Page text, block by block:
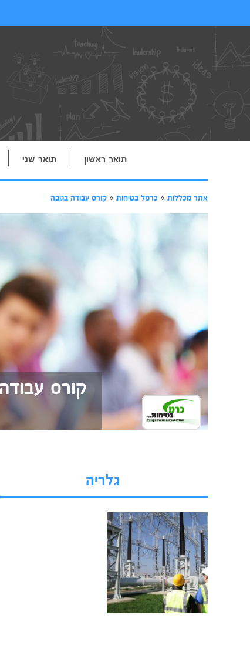
תואר ראשון תואר שני
אתר מכללות » כרמל בטיחות » קורס עבודה בגובה
קורס
גלריה